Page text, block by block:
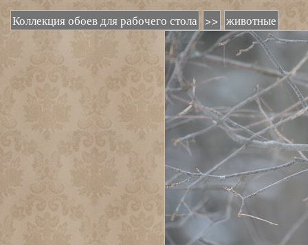
Коллекция обоев для рабочего стола >> животные